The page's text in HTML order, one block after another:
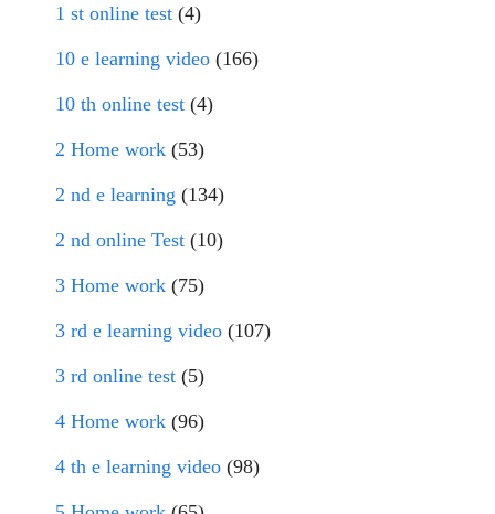
1 st online test (4)
10 e learning video (166)
10 th online test (4)
2 Home work (53)
2 nd e learning (134)
2 nd online Test (10)
3 Home work (75)
3 rd e learning video (107)
3 rd online test (5)
4 Home work (96)
4 th e learning video (98)